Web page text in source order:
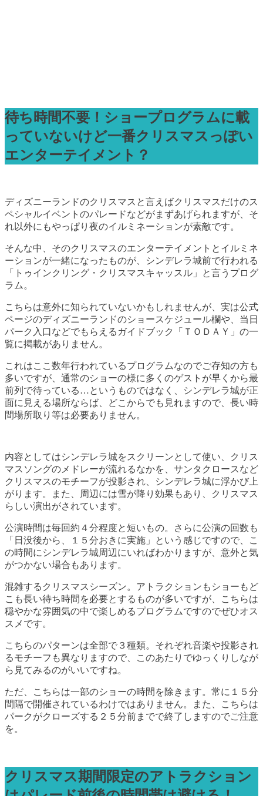
待ち時間不要！ショープログラムに載
っていないけど一番クリスマスっぽい
エンターテイメント？
ディズニーランドのクリスマスと言えばクリスマスだけのス
ペシャルイベントのパレードなどがまずあげられますが、そ
れ以外にもやっぱり夜のイルミネーションが素敵です。
そんな中、そのクリスマスのエンターテイメントとイルミネ
ーションが一緒になったものが、シンデレラ城前で行われる
「トゥインクリング・クリスマスキャッスル」と言うプログ
ラム。
こちらは意外に知られていないかもしれませんが、実は公式
ページのディズニーランドのショースケジュール欄や、当日
パーク入口などでもらえるガイドブック「ＴＯＤＡＹ」の一
覧に掲載がありません。
これはここ数年行われているプログラムなのでご存知の方も
多いですが、通常のショーの様に多くのゲストが早くから最
前列で待っている…というものではなく、シンデレラ城が正
面に見える場所ならば、どこからでも見れますので、長い時
間場所取り等は必要ありません。
内容としてはシンデレラ城をスクリーンとして使い、クリス
マスソングのメドレーが流れるなかを、サンタクロースなど
クリスマスのモチーフが投影され、シンデレラ城に浮かび上
がります。また、周辺には雪が降り効果もあり、クリスマス
らしい演出がされています。
公演時間は毎回約４分程度と短いもの。さらに公演の回数も
「日没後から、１５分おきに実施」という感じですので、こ
の時間にシンデレラ城周辺にいればわかりますが、意外と気
がつかない場合もあります。
混雑するクリスマスシーズン。アトラクションもショーもど
こも長い待ち時間を必要とするものが多いですが、こちらは
穏やかな雰囲気の中で楽しめるプログラムですのでぜひオス
スメです。
こちらのパターンは全部で３種類。それぞれ音楽や投影され
るモチーフも異なりますので、このあたりでゆっくりしなが
ら見てみるのがいいですね。
ただ、こちらは一部のショーの時間を除きます。常に１５分
間隔で開催されているわけではありません。また、こちらは
パークがクローズする２５分前までで終了しますのでご注意
を。
クリスマス期間限定のアトラクション